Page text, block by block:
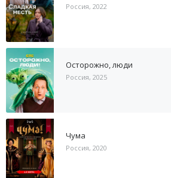
Россия, 2022
Осторожно, люди
Россия, 2025
Чума
Россия, 2020